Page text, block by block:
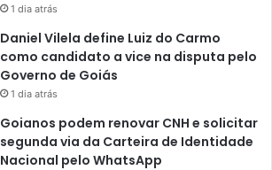
1 dia atrás
Daniel Vilela define Luiz do Carmo
como candidato a vice na disputa pelo
Governo de Goiás
1 dia atrás
Goianos podem renovar CNH e solicitar
segunda via da Carteira de Identidade
Nacional pelo WhatsApp